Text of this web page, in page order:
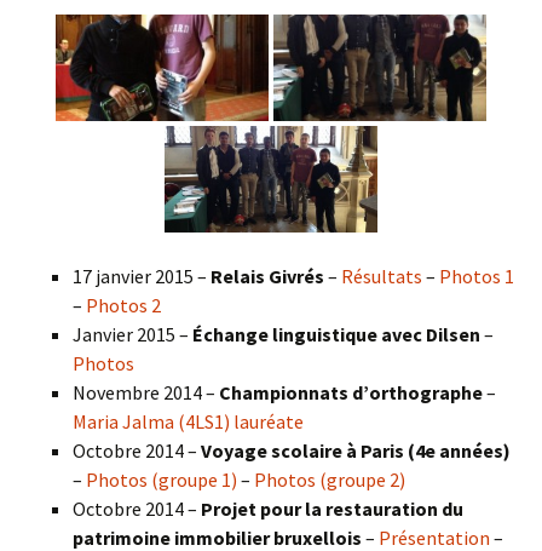
17 janvier 2015 – Relais Givrés – Résultats – Photos 1
– Photos 2
Janvier 2015 – Échange linguistique avec Dilsen –
Photos
Novembre 2014 – Championnats d’orthographe–
Maria Jalma (4LS1) lauréate
Octobre 2014 – Voyage scolaire à Paris (4e années)
– Photos (groupe 1) – Photos (groupe 2)
Octobre 2014 – Projet pour la restauration du
patrimoine immobilier bruxellois – Présentation –